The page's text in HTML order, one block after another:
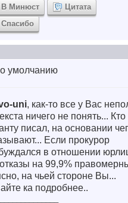
В Минюст
Цитата
Спасибо
uni, как-то все у Вас
ничего не понять... Кто
писал, на основании
Если прокурор
в отношении
на 99,9%
на чьей стороне Вы...
ка подробнее..